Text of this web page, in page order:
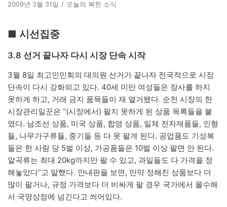
2009년 3월 31일 오늘의 북한 소식
■ 시선집중
3.8 선거 끝나자 다시 시장 단속 시작
3월 8일 최고인민회의 대의원 선거가 끝나자 전국적으로 시장
단속이 다시 강화되고 있다. 40세 미만 여성들은 장사를 하지
못하게 하고, 거래 금지 품목들이 재 열거됐다. 순천 시장의 한
시장관리일꾼은 “(시장에서) 팔지 못하게 된 상품 목록들을 붙
였다. 남조선 상품, 미국 상품, 합영 상품, 일체 전자제품들, 인형
들, 나무가구류들, 중기들 등 다 못 팔게 된다. 공업품도 기성복
들은 한 사람 당 5벌 이상, 가공품들은 10벌 이상 팔면 안 된다.
알곡류는 최대 20kg까지만 팔 수 있고, 과일들도 다 가격을 정
해놓았다”고 말했다. 안내판을 보면, 만약 정해진 상품보다 더
많이 팔거나, 규정 가격보다 더 비싸게 팔 경우 국가에서 몰수해
서 국영상점에 넘긴다고 씌어있다.